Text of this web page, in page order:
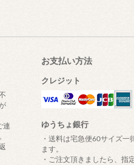
連
お支払い方法
クレジット
ゆうちょ銀行
・送料は宅急便60サイズ一
ます。
・ご注文頂きましたら、指